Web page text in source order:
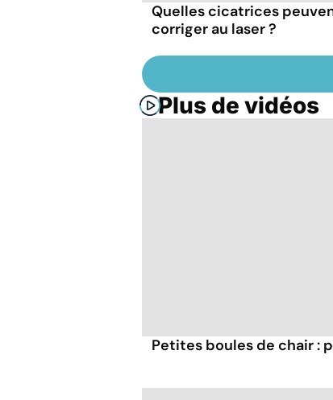
Quelles cicatrices
corriger au laser ?
Plus de vidéos
Petites boules de chair :